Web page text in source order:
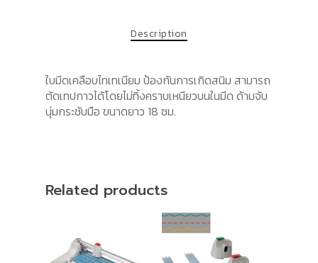
Description
ใบมีดเคลือบไทเทเนียม ป้องกันการเกิดสนิม สามารถ
ตัดเทปกาวได้โดยไม่ทิ้งคราบเหนียวบนในมีด ด้ามจับ
นุ่มกระชับมือ ขนาดยาว 18 ซม.
Related products